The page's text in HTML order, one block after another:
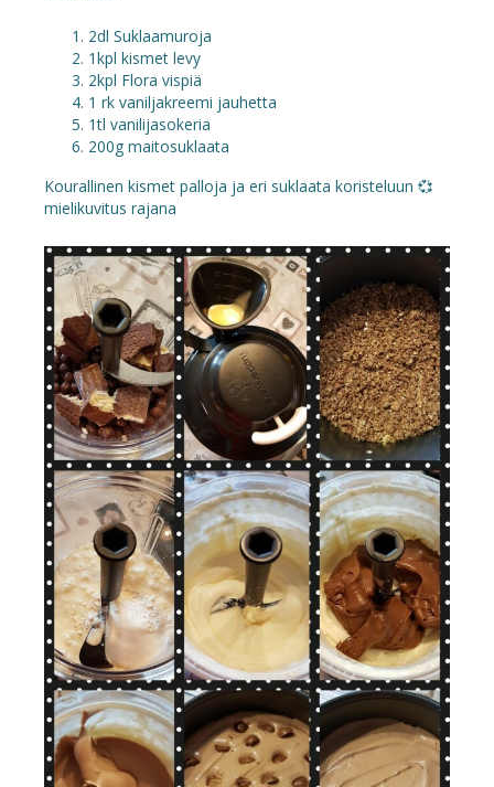
2dl Suklaamuroja
1kpl kismet levy
2kpl Flora vispiä
1 rk vaniljakreemi jauhetta
1tl vanilijasokeria
200g maitosuklaata
Kourallinen kismet palloja ja eri suklaata koristeluun 💞
mielikuvitus rajana